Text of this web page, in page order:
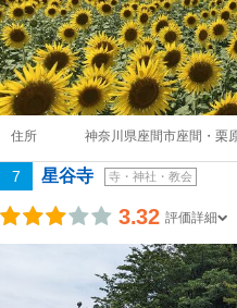
住所 神奈川県座間市座間・栗
7 星谷寺 寺・神社・教会
3.32 評価詳細